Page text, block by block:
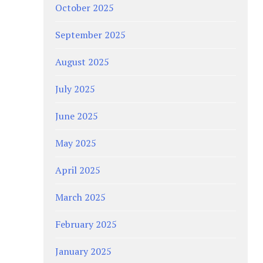
October 2025
September 2025
August 2025
July 2025
June 2025
May 2025
April 2025
March 2025
February 2025
January 2025